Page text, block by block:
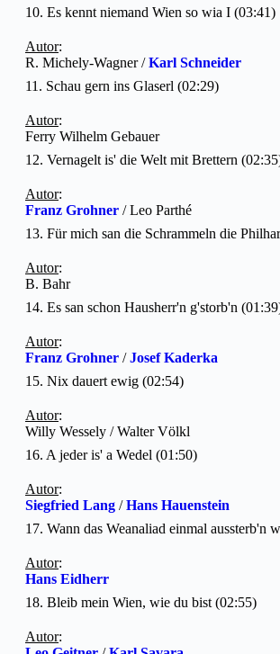
10. Es kennt niemand Wien so wia I (03:41)
Autor:
R. Michely-Wagner /Karl Schneider
11. Schau gern ins Glaserl (02:29)
Autor:
Ferry Wilhelm Gebauer
12. Vernagelt is' die Welt mit Brettern
Autor:
Franz Grohner / Leo Parthé
13. Für mich san die Schrammeln die
Autor:
B. Bahr
14. Es san schon Hausherr'n g'storb'n
Autor:
Franz Grohner /Josef Kaderka
15. Nix dauert ewig (02:54)
Autor:
Willy Wessely / Walter Völkl
16. A jeder is' a Wedel (01:50)
Autor:
Siegfried Lang /Hans Hauenstein
17. Wann das Weanaliad einmal aussterb'n
Autor:
Hans Eidherr
18. Bleib mein Wien, wie du bist (02:55)
Autor: